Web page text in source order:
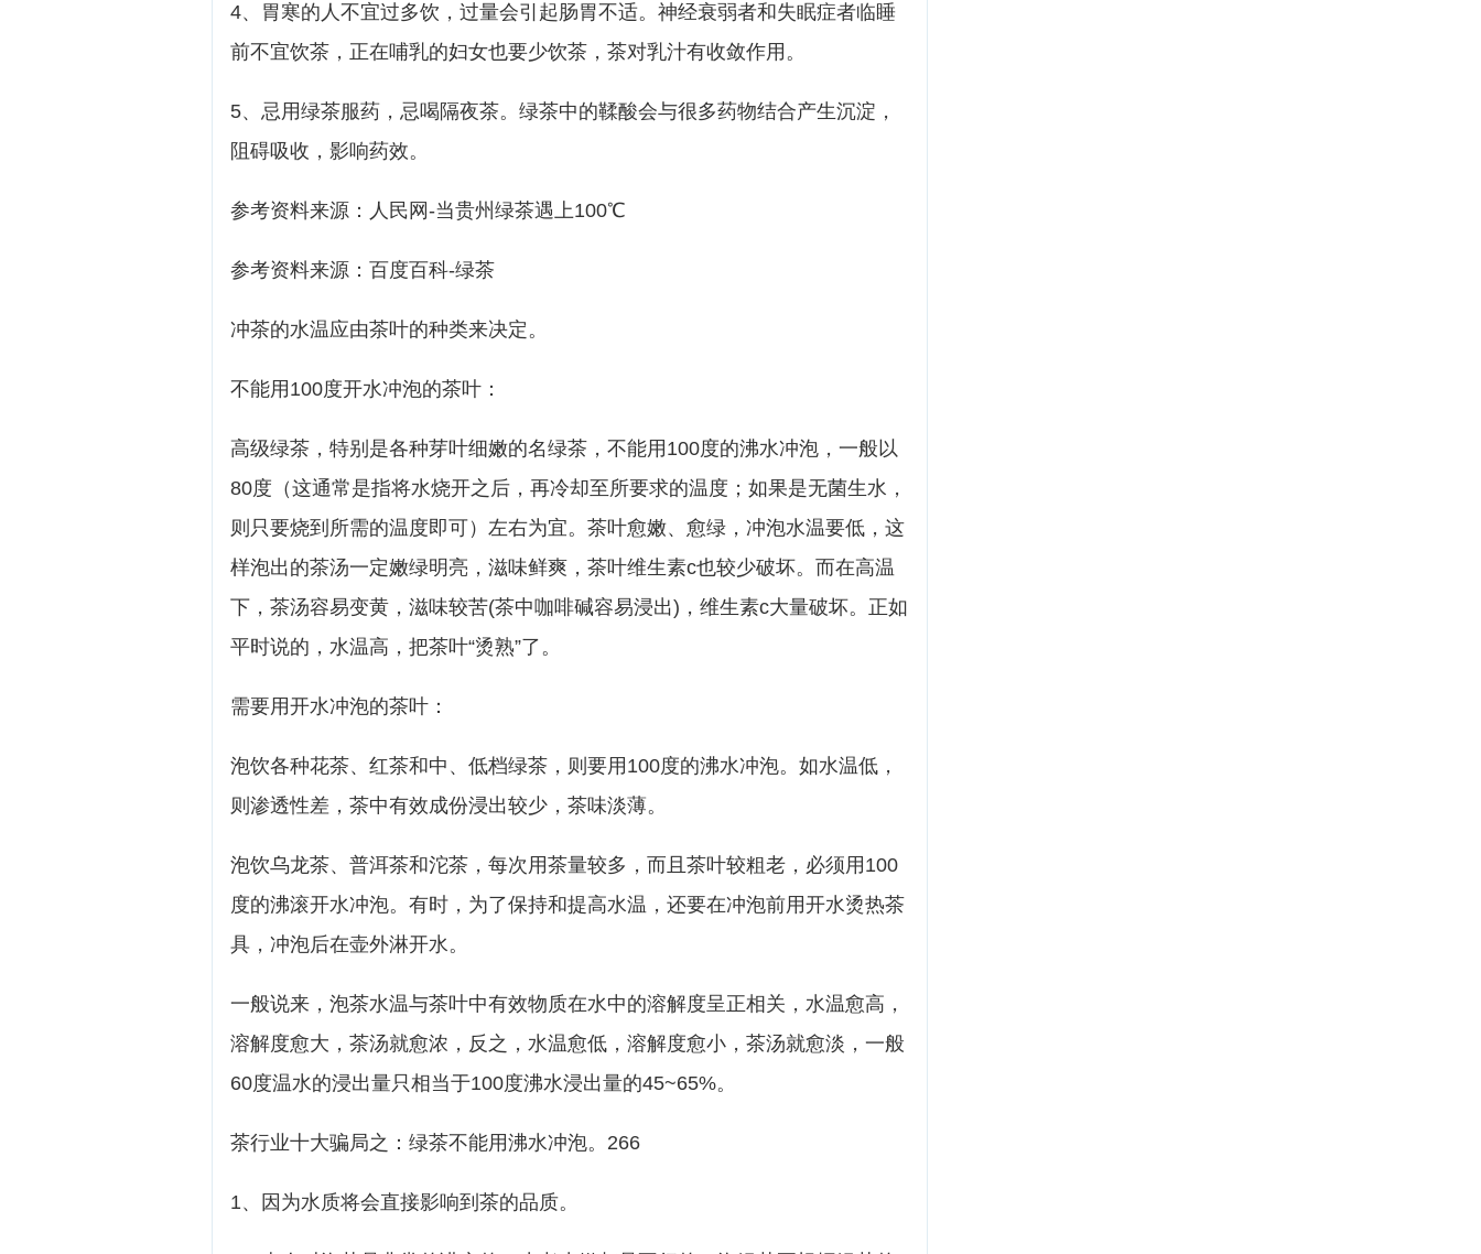
4、胃寒的人不宜过多饮，过量会引起肠胃不适。神经衰弱者和失眠症者临睡
前不宜饮茶，正在哺乳的妇女也要少饮茶，茶对乳汁有收敛作用。
5、忌用绿茶服药，忌喝隔夜茶。绿茶中的鞣酸会与很多药物结合产生沉淀，
阻碍吸收，影响药效。
参考资料来源：人民网-当贵州绿茶遇上100℃
参考资料来源：百度百科-绿茶
冲茶的水温应由茶叶的种类来决定。
不能用100度开水冲泡的茶叶：
高级绿茶，特别是各种芽叶细嫩的名绿茶，不能用100度的沸水冲泡，一般以
80度（这通常是指将水烧开之后，再冷却至所要求的温度；如果是无菌生水，
则只要烧到所需的温度即可）左右为宜。茶叶愈嫩、愈绿，冲泡水温要低，这
样泡出的茶汤一定嫩绿明亮，滋味鲜爽，茶叶维生素c也较少破坏。而在高温
下，茶汤容易变黄，滋味较苦(茶中咖啡碱容易浸出)，维生素c大量破坏。正如
平时说的，水温高，把茶叶“烫熟”了。
需要用开水冲泡的茶叶：
泡饮各种花茶、红茶和中、低档绿茶，则要用100度的沸水冲泡。如水温低，
则渗透性差，茶中有效成份浸出较少，茶味淡薄。
泡饮乌龙茶、普洱茶和沱茶，每次用茶量较多，而且茶叶较粗老，必须用100
度的沸滚开水冲泡。有时，为了保持和提高水温，还要在冲泡前用开水烫热茶
具，冲泡后在壶外淋开水。
一般说来，泡茶水温与茶叶中有效物质在水中的溶解度呈正相关，水温愈高，
溶解度愈大，茶汤就愈浓，反之，水温愈低，溶解度愈小，茶汤就愈淡，一般
60度温水的浸出量只相当于100度沸水浸出量的45~65%。
茶行业十大骗局之：绿茶不能用沸水冲泡。266
1、因为水质将会直接影响到茶的品质。